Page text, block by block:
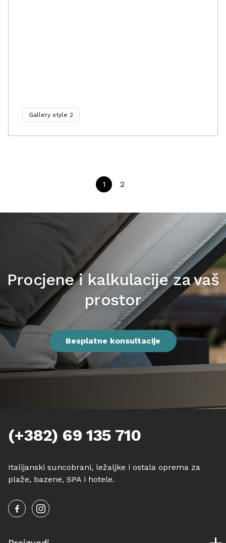
Gallery style 2
1 2
Procjene i kalkulacije za vaš
prostor
Besplatne konsultacije
(+382) 69 135 710
Italijanski suncobrani, ležaljke i ostala oprema za
plaže, bazene, SPA i hotele.